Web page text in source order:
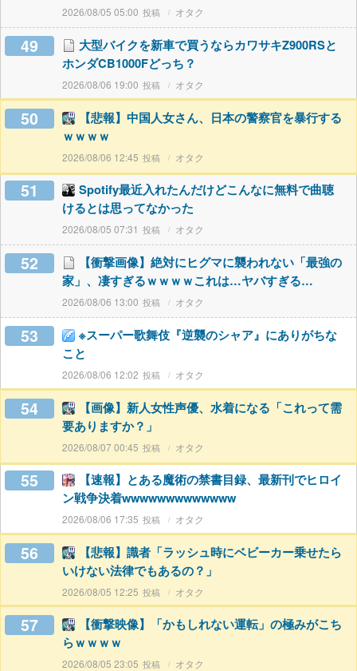
2026/08/05 05:00 オタク
49
大型バイクを新車で買うならカワサキZ900RSと
ホンダCB1000Fどっち？
2026/08/06 19:00 オタク
50
【悲報】中国人女さん、日本の警察官を暴行する
ｗｗｗｗ
2026/08/06 12:45 オタク
51
Spotify最近入れたんだけどこんなに無料で曲聴
けるとは思ってなかった
2026/08/05 07:31 オタク
52
【衝撃画像】絶対にヒグマに襲われない「最強の
家」、凄すぎるｗｗｗｗこれは…ヤバすぎる…
2026/08/06 13:00 オタク
53
※スーパー歌舞伎『逆襲のシャア』にありがちな
こと
2026/08/06 12:02 オタク
54
【画像】新人女性声優、水着になる「これって需
要ありますか？」
2026/08/07 00:45 オタク
55
【速報】とある魔術の禁書目録、最新刊でヒロイ
ン戦争決着wwwwwwwwwwwww
2026/08/06 17:35 オタク
56
【悲報】識者「ラッシュ時にベビーカー乗せたら
いけない法律でもあるの？」
2026/08/05 12:25 オタク
57
【衝撃映像】「かもしれない運転」の極みがこち
らｗｗｗｗ
2026/08/05 23:05 オタク